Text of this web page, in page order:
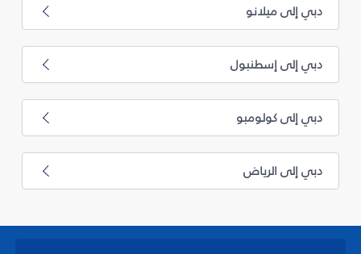
دبي إلى ميلانو
دبي إلى إسطنبول
دبي إلى كولومبو
دبي إلى الرياض